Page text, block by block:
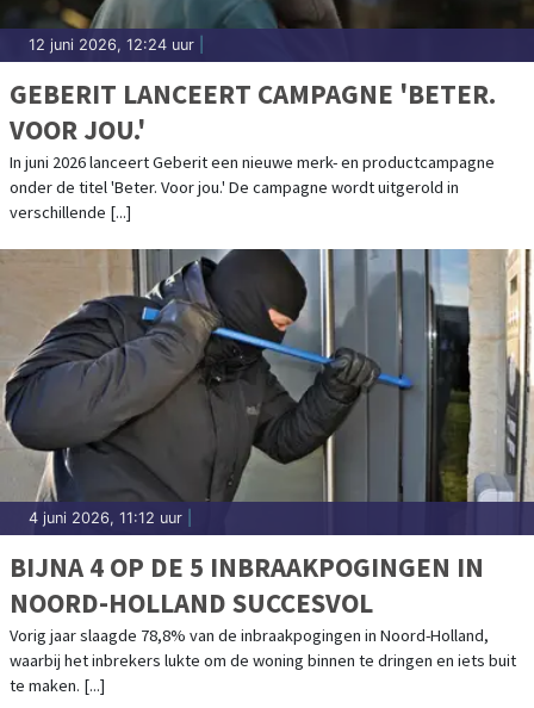
12 juni 2026, 12:24 uur
GEBERIT LANCEERT CAMPAGNE 'BETER.
VOOR JOU.'
In juni 2026 lanceert Geberit een nieuwe merk- en productcampagne
onder de titel 'Beter. Voor jou.' De campagne wordt uitgerold in
verschillende [...]
4 juni 2026, 11:12 uur
BIJNA 4 OP DE 5 INBRAAKPOGINGEN IN
NOORD-HOLLAND SUCCESVOL
Vorig jaar slaagde 78,8% van de inbraakpogingen in Noord-Holland,
waarbij het inbrekers lukte om de woning binnen te dringen en iets buit
te maken. [...]